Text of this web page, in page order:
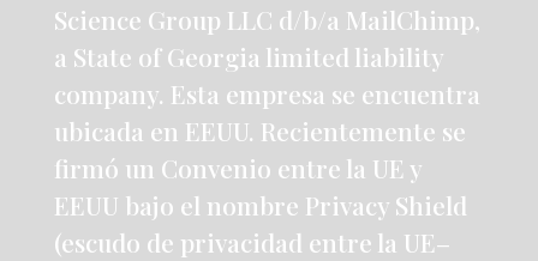
Science Group LLC d/b/a MailChimp,
a State of Georgia limited liability
company. Esta empresa se encuentra
ubicada en EEUU. Recientemente se
firmó un Convenio entre la UE y
EEUU bajo el nombre Privacy Shield
(escudo de privacidad entre la UE–